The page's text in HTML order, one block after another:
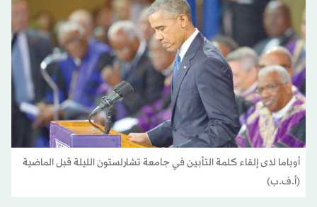
أوباما لدى إلقاء كلمة التأبين في جامعة تشارلستون الليلة قبل الماضية
(أ.ف.ب)